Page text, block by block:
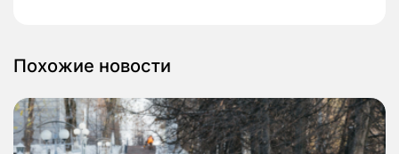
Похожие новости